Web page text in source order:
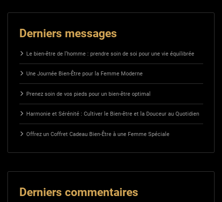
Derniers messages
Le bien-être de l’homme : prendre soin de soi pour une vie équilibrée
Une Journée Bien-Être pour la Femme Moderne
Prenez soin de vos pieds pour un bien-être optimal
Harmonie et Sérénité : Cultiver le Bien-être et la Douceur au Quotidien
Offrez un Coffret Cadeau Bien-Être à une Femme Spéciale
Derniers commentaires